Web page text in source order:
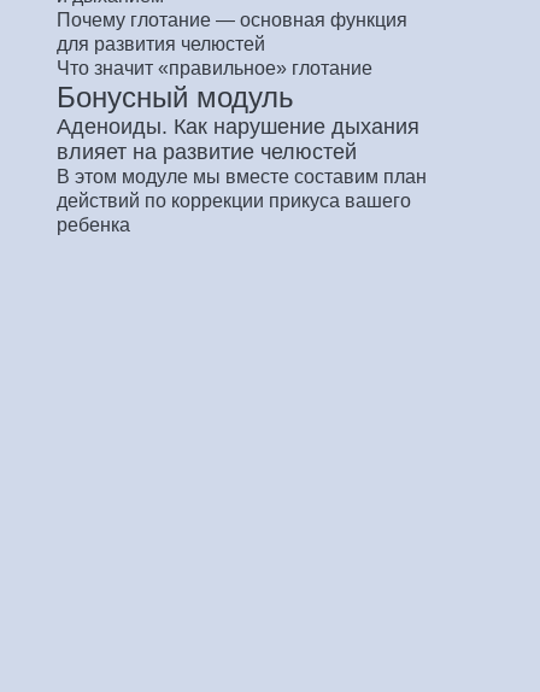
Почему глотание — основная функция
для развития челюстей
Что значит «правильное» глотание
Бонусный модуль
Аденоиды. Как нарушение дыхания
влияет на развитие челюстей
В этом модуле мы вместе составим план
действий по коррекции прикуса вашего
ребенка